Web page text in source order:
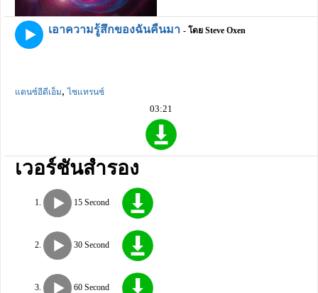
เอาความรู้สึกของฉันคืนมา - โดย Steve Oxen
แดนซ์อีดีเอ็ม,ไซแทรนซ์
03:21
เวอร์ชันสำรอง
15 Second
30 Second
60 Second